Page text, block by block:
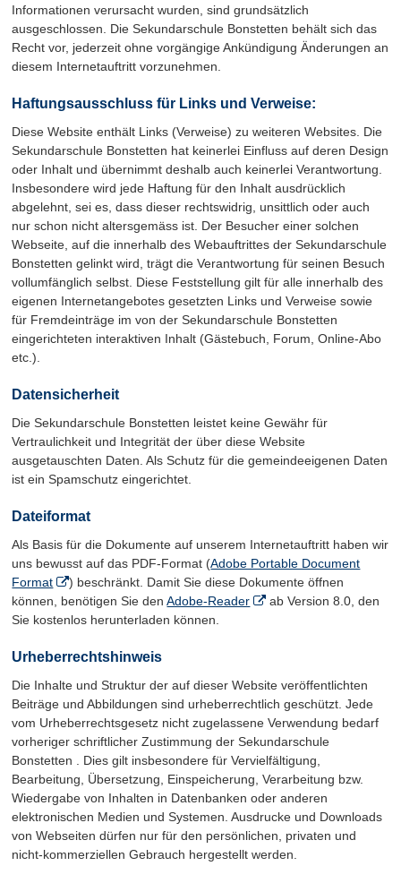
Informationen verursacht wurden, sind grundsätzlich
ausgeschlossen. Die Sekundarschule Bonstetten behält sich das
Recht vor, jederzeit ohne vorgängige Ankündigung Änderungen an
diesem Internetauftritt vorzunehmen.
Haftungsausschluss für Links und Verweise:
Diese Website enthält Links (Verweise) zu weiteren Websites. Die
Sekundarschule Bonstetten hat keinerlei Einfluss auf deren Design
oder Inhalt und übernimmt deshalb auch keinerlei Verantwortung.
Insbesondere wird jede Haftung für den Inhalt ausdrücklich
abgelehnt, sei es, dass dieser rechtswidrig, unsittlich oder auch
nur schon nicht altersgemäss ist. Der Besucher einer solchen
Webseite, auf die innerhalb des Webauftrittes der Sekundarschule
Bonstetten gelinkt wird, trägt die Verantwortung für seinen Besuch
vollumfänglich selbst. Diese Feststellung gilt für alle innerhalb des
eigenen Internetangebotes gesetzten Links und Verweise sowie
für Fremdeinträge im von der Sekundarschule Bonstetten
eingerichteten interaktiven Inhalt (Gästebuch, Forum, Online-Abo
etc.).
Datensicherheit
Die Sekundarschule Bonstetten leistet keine Gewähr für
Vertraulichkeit und Integrität der über diese Website
ausgetauschten Daten. Als Schutz für die gemeindeeigenen Daten
ist ein Spamschutz eingerichtet.
Dateiformat
Als Basis für die Dokumente auf unserem Internetauftritt haben wir
uns bewusst auf das PDF-Format (Adobe Portable Document
Format
) beschränkt. Damit Sie diese Dokumente öffnen
können, benötigen Sie denAdobe-Reader
ab Version 8.0, den
Sie kostenlos herunterladen können.
Urheberrechtshinweis
Die Inhalte und Struktur der auf dieser Website veröffentlichten
Beiträge und Abbildungen sind urheberrechtlich geschützt. Jede
vom Urheberrechtsgesetz nicht zugelassene Verwendung bedarf
vorheriger schriftlicher Zustimmung der Sekundarschule
Bonstetten . Dies gilt insbesondere für Vervielfältigung,
Bearbeitung, Übersetzung, Einspeicherung, Verarbeitung bzw.
Wiedergabe von Inhalten in Datenbanken oder anderen
elektronischen Medien und Systemen. Ausdrucke und Downloads
von Webseiten dürfen nur für den persönlichen, privaten und
nicht-kommerziellen Gebrauch hergestellt werden.